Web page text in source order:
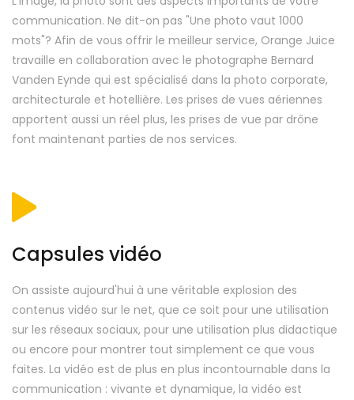
communication. Ne dit-on pas "Une photo vaut 1000
mots"? Afin de vous offrir le meilleur service, Orange Juice
travaille en collaboration avec le photographe Bernard
Vanden Eynde qui est spécialisé dans la photo corporate,
architecturale et hotellière. Les prises de vues aériennes
apportent aussi un réel plus, les prises de vue par drône
font maintenant parties de nos services.
Capsules vidéo
On assiste aujourd'hui à une véritable explosion des
contenus vidéo sur le net, que ce soit pour une utilisation
sur les réseaux sociaux, pour une utilisation plus didactique
ou encore pour montrer tout simplement ce que vous
faites. La vidéo est de plus en plus incontournable dans la
communication : vivante et dynamique, la vidéo est